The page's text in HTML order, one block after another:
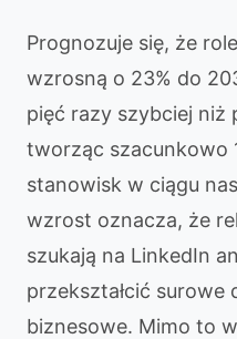
Prognozuje się, że
wzrosną o 23% do
pięć razy szybciej
tworząc szacunkowo
stanowisk w ciągu
wzrost oznacza, że
szukają na LinkedIn
przekształcić surowe
biznesowe. Mimo to